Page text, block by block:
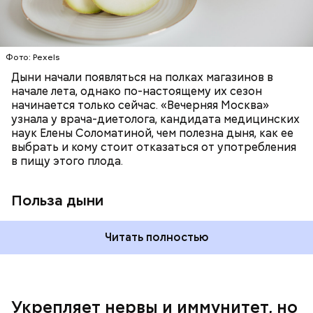
Фото: Pexels
Дыни начали появляться на полках магазинов в
начале лета, однако по-настоящему их сезон
начинается только сейчас. «Вечерняя Москва»
узнала у врача-диетолога, кандидата медицинских
наук Елены Соломатиной, чем полезна дыня, как ее
выбрать и кому стоит отказаться от употребления
в пищу этого плода.
Польза дыни
лютеин и зеаксантин — эти каротиноиды
отлично поддерживают наше зрение;
калий — оказывает мочегонное действие,
поддерживает сердечно-сосудистую
систему и предотвращает скачки давления;
магний — помогает калию и не дает сосудам
спазмироваться.
Читать полностью
Укрепляет нервы и иммунитет, но
По мнению специалиста, здоровому человеку
достаточно включать щавель в рацион несколько
виде или припущенном на сковороде.